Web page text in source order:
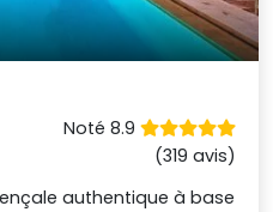
Noté 8.9
(319 avis)
authentique à base